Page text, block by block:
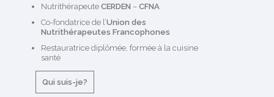
Nutrithérapeute CERDEN – CFNA
Co-fondatrice de l’Union des
Nutrithérapeutes Francophones
Restauratrice diplômée, formée à la cuisine
santé
Qui suis-je?